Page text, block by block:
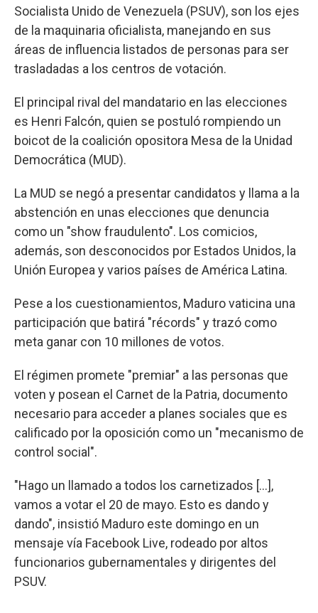
Socialista Unido de Venezuela (PSUV), son los ejes
de la maquinaria oficialista, manejando en sus
áreas de influencia listados de personas para ser
trasladadas a los centros de votación.
El principal rival del mandatario en las elecciones
es Henri Falcón, quien se postuló rompiendo un
boicot de la coalición opositora Mesa de la Unidad
Democrática (MUD).
La MUD se negó a presentar candidatos y llama a la
abstención en unas elecciones que denuncia
como un "show fraudulento". Los comicios,
además, son desconocidos por Estados Unidos, la
Unión Europea y varios países de América Latina.
Pese a los cuestionamientos, Maduro vaticina una
participación que batirá "récords" y trazó como
meta ganar con 10 millones de votos.
El régimen promete "premiar" a las personas que
voten y posean el Carnet de la Patria, documento
necesario para acceder a planes sociales que es
calificado por la oposición como un "mecanismo de
control social".
"Hago un llamado a todos los carnetizados [...],
vamos a votar el 20 de mayo. Esto es dando y
dando", insistió Maduro este domingo en un
mensaje vía Facebook Live, rodeado por altos
funcionarios gubernamentales y dirigentes del
PSUV.